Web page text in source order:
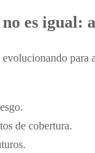
es igual:
para
de cobertura.